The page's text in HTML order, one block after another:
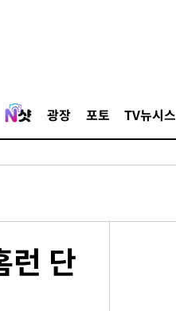
광장 포토 TV뉴시스
런 단